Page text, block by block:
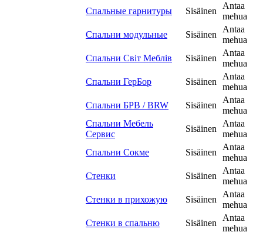
Спальные гарнитуры
Sisäinen
Antaa
mehua
Спальни модульные
Sisäinen
Antaa
mehua
Спальни Світ Меблів
Sisäinen
Antaa
mehua
Спальни ГерБор
Sisäinen
Antaa
mehua
Спальни БРВ / BRW
Sisäinen
Antaa
mehua
Спальни Мебель
Сервис
Sisäinen
Antaa
mehua
Спальни Сокме
Sisäinen
Antaa
mehua
Стенки
Sisäinen
Antaa
mehua
Стенки в прихожую
Sisäinen
Antaa
mehua
Стенки в спальню
Sisäinen
Antaa
mehua